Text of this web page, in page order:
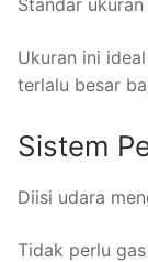
Ukuran ini
terlalu besar
Sistem
Diisi udara
Tidak perlu